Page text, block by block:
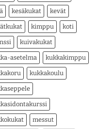
kesäkukat kevät
kimppu koti
kuivakukat
asetelma kukkakimppu
kukkakoulu
messut